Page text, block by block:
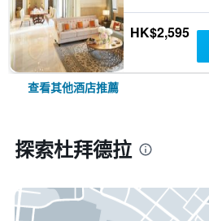
HK$2,595
查看其他酒店推薦
探索杜拜德拉